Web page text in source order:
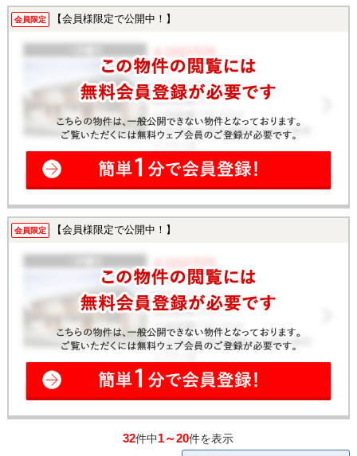
会員限定 【会員様限定で公開中！】
会員限定 【会員様限定で公開中！】
32件中1～20件を表示